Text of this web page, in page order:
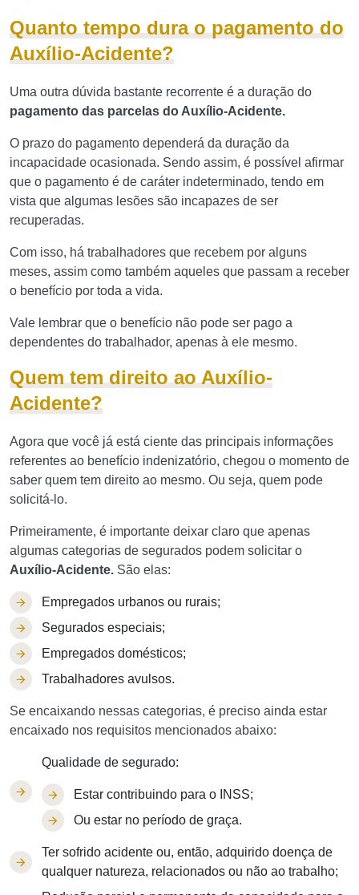
Quanto tempo dura o pagamento do
Auxílio-Acidente?
Uma outra dúvida bastante recorrente é a duração do
pagamento das parcelas do Auxílio-Acidente.
O prazo do pagamento dependerá da duração da
incapacidade ocasionada. Sendo assim, é possível afirmar
que o pagamento é de caráter indeterminado, tendo em
vista que algumas lesões são incapazes de ser
recuperadas.
Com isso, há trabalhadores que recebem por alguns
meses, assim como também aqueles que passam a receber
o benefício por toda a vida.
Vale lembrar que o benefício não pode ser pago a
dependentes do trabalhador, apenas à ele mesmo.
Quem tem direito ao Auxílio-
Acidente?
Agora que você já está ciente das principais informações
referentes ao benefício indenizatório, chegou o momento de
saber quem tem direito ao mesmo. Ou seja, quem pode
solicitá-lo.
Primeiramente, é importante deixar claro que apenas
algumas categorias de segurados podem solicitar o
Auxílio-Acidente. São elas:
Empregados urbanos ou rurais;
Segurados especiais;
Empregados domésticos;
Trabalhadores avulsos.
Se encaixando nessas categorias, é preciso ainda estar
encaixado nos requisitos mencionados abaixo:
Qualidade de segurado:
Estar contribuindo para o INSS;
Ou estar no período de graça.
Ter sofrido acidente ou, então, adquirido doença de
qualquer natureza, relacionados ou não ao trabalho;